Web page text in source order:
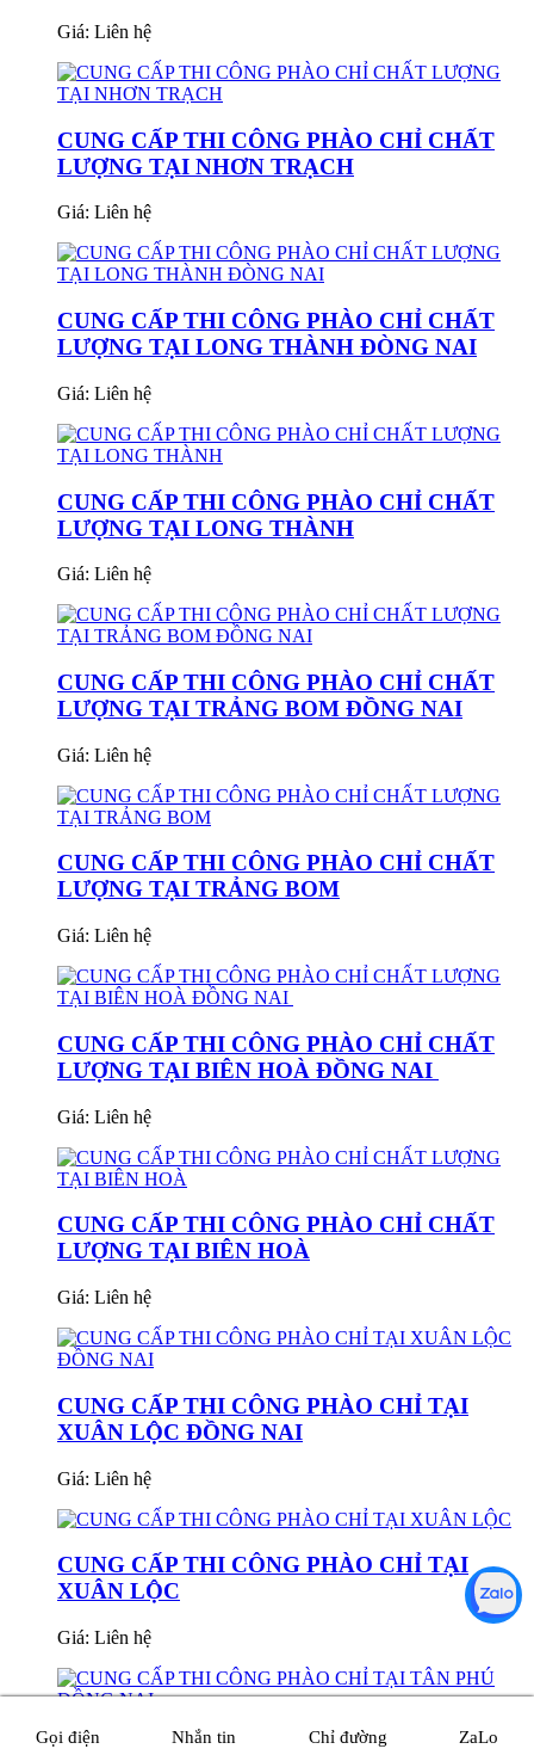
Giá: Liên hệ
CUNG CẤP THI CÔNG PHÀO CHỈ CHẤT
LƯỢNG TẠI NHƠN TRẠCH
Giá: Liên hệ
CUNG CẤP THI CÔNG PHÀO CHỈ CHẤT
LƯỢNG TẠI LONG THÀNH ĐÒNG NAI
Giá: Liên hệ
CUNG CẤP THI CÔNG PHÀO CHỈ CHẤT
LƯỢNG TẠI LONG THÀNH
Giá: Liên hệ
CUNG CẤP THI CÔNG PHÀO CHỈ CHẤT
LƯỢNG TẠI TRẢNG BOM ĐỒNG NAI
Giá: Liên hệ
CUNG CẤP THI CÔNG PHÀO CHỈ CHẤT
LƯỢNG TẠI TRẢNG BOM
Giá: Liên hệ
CUNG CẤP THI CÔNG PHÀO CHỈ CHẤT
LƯỢNG TẠI BIÊN HOÀ ĐỒNG NAI
Giá: Liên hệ
CUNG CẤP THI CÔNG PHÀO CHỈ CHẤT
LƯỢNG TẠI BIÊN HOÀ
Giá: Liên hệ
CUNG CẤP THI CÔNG PHÀO CHỈ TẠI
XUÂN LỘC ĐỒNG NAI
Giá: Liên hệ
CUNG CẤP THI CÔNG PHÀO CHỈ TẠI
XUÂN LỘC
Giá: Liên hệ
CUNG CẤP THI CÔNG PHÀO CHỈ TẠI TÂN
Gọi điện Nhắn tin Chỉ đường ZaLo